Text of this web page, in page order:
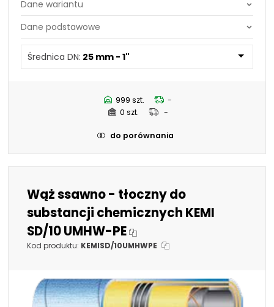
Średnica DN:
Średnica DN:
50,8 mm - 2"
76,2 mm - 3"
101,6 mm - 4"
32 mm - 1.1/4"
Średnica DN: 25 mm - 1"
999 szt.
-
0 szt.
-
do porównania
Wąż ssawno - tłoczny do
substancji chemicznych KEMI
SD/10 UMHW-PE
Kod produktu: KEMISD/10UMHWPE